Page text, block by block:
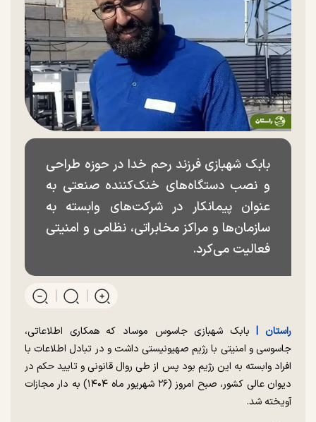
بابک شهبازی فرزند رحم خدا در حوزه طراحی
و نصب دستگاه‌های خنک‌کننده صنعتی به
عنوان پیمانکار در شرکت‌های وابسته به
سازمان‌ها و مراکز مخابراتی، نظامی و امنیتی
فعالیت می‌کرد.
راستان | بابک شهبازی جاسوس موساد که همکاری اطلاعاتی،
جاسوسی و امنیتی با رژیم صهیونیستی داشت و در تبادل اطلاعات با
افراد وابسته به این رژیم بود پس از طی روال قانونی و تایید حکم در
دیوان عالی کشور، صبح امروز (۲۶ شهریور ماه ۱۴۰۴) به دار مجازات
آویخته شد.